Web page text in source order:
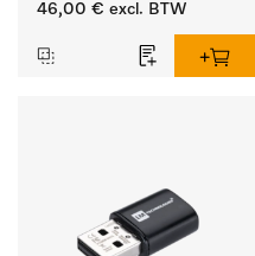
46,00 € excl. BTW